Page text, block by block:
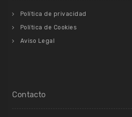
Política de privacidad
Política de Cookies
Aviso Legal
Contacto